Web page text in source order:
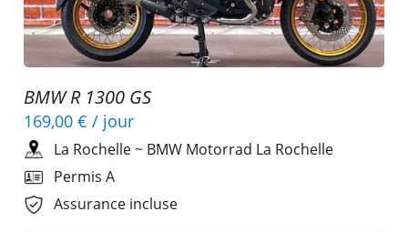
BMW R 1300 GS
169,00 € / jour
La Rochelle~ BMW Motorrad La Rochelle
Permis A
Assurance incluse